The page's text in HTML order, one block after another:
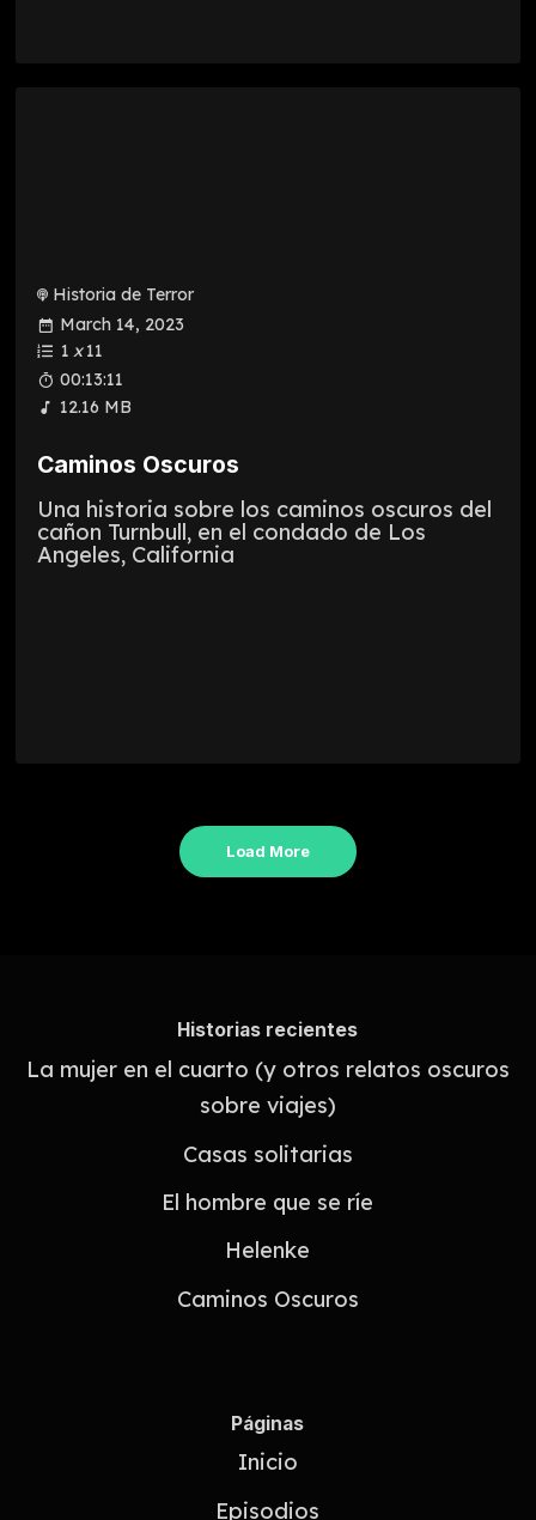
Historia de Terror
March 14, 2023
1 x 11
00:13:11
12.16 MB
Caminos Oscuros
Una historia sobre los caminos oscuros del
cañon Turnbull, en el condado de Los
Angeles, California
Load More
Historias recientes
La mujer en el cuarto (y otros relatos oscuros
sobre viajes)
Casas solitarias
El hombre que se ríe
Helenke
Caminos Oscuros
Páginas
Inicio
Episodios